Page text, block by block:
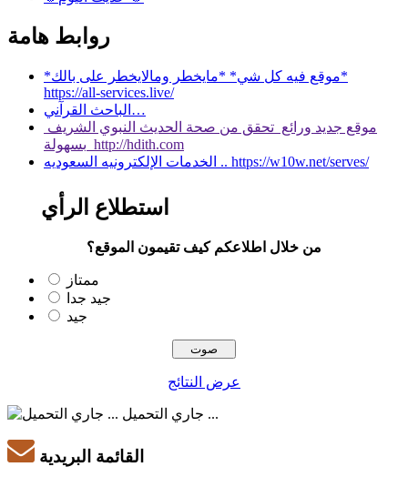
روابط هامة
*موقع فيه كل شي* *مايخطر ومالايخطر على بالك*
https://all-services.live/
الباحث القرآني…
موقع جديد ورائع تحقق من صحة الحديث النبوي الشريف
بسهولة http://hdith.com
الخدمات الإلكترونيه السعوديه .. https://w10w.net/serves/
استطلاع الرأي
من خلال اطلاعكم كيف تقيمون الموقع؟
ممتاز
جيد جدا
جيد
عرض النتائج
جاري التحميل ...
القائمة البريدية